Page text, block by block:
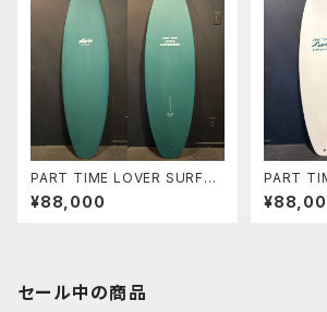
PART TIME LOVER SURFB
OARDS 『THE NEIGHBOR』
6’0” HP SHORT
¥88,000
PART
OARDS
6’0” HP
セール中の商品